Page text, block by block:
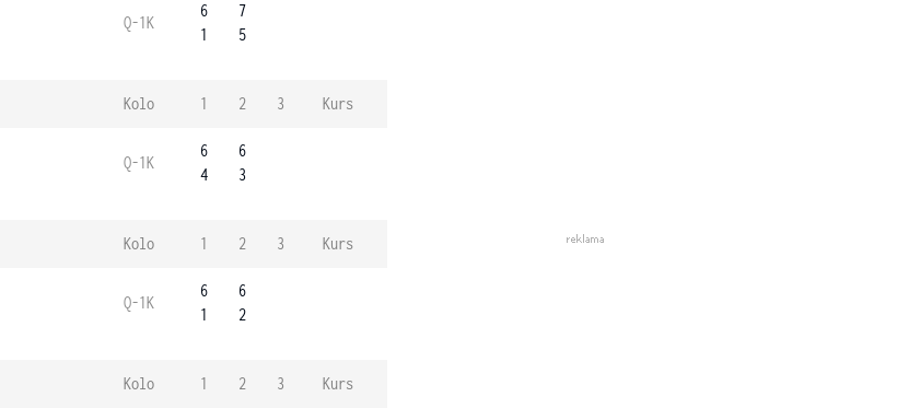
Q-1K
6
1
7
5
Kolo 1 2 3 Kurs
Q-1K
6
4
6
3
Kolo 1 2 3 Kurs
Q-1K
6
1
6
2
Kolo 1 2 3 Kurs